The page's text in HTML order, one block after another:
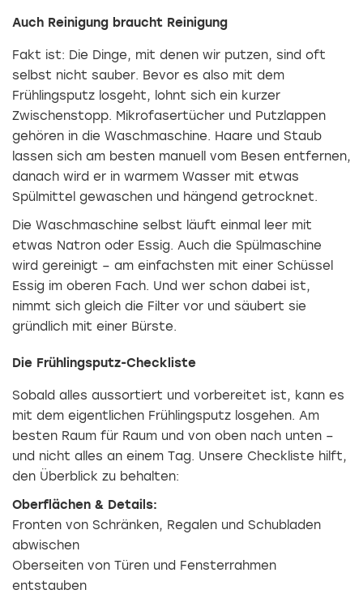
Auch Reinigung braucht Reinigung
Fakt ist: Die Dinge, mit denen wir putzen, sind oft
selbst nicht sauber. Bevor es also mit dem
Frühlingsputz losgeht, lohnt sich ein kurzer
Zwischenstopp. Mikrofasertücher und Putzlappen
gehören in die Waschmaschine. Haare und Staub
lassen sich am besten manuell vom Besen entfernen,
danach wird er in warmem Wasser mit etwas
Spülmittel gewaschen und hängend getrocknet.
Die Waschmaschine selbst läuft einmal leer mit
etwas Natron oder Essig. Auch die Spülmaschine
wird gereinigt – am einfachsten mit einer Schüssel
Essig im oberen Fach. Und wer schon dabei ist,
nimmt sich gleich die Filter vor und säubert sie
gründlich mit einer Bürste.
Die Frühlingsputz-Checkliste
Sobald alles aussortiert und vorbereitet ist, kann es
mit dem eigentlichen Frühlingsputz losgehen. Am
besten Raum für Raum und von oben nach unten –
und nicht alles an einem Tag. Unsere Checkliste hilft,
den Überblick zu behalten:
Oberflächen & Details:
Fronten von Schränken, Regalen und Schubladen
abwischen
Oberseiten von Türen und Fensterrahmen
entstauben